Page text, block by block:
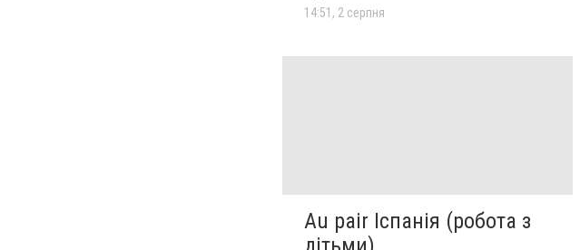
14:51, 2 серпня
Au pair Іспанія (робота з